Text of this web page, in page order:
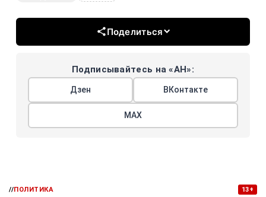
Поделиться
Подписывайтесь на «АН»:
Дзен ВКонтакте
МАХ
//ПОЛИТИКА 13+